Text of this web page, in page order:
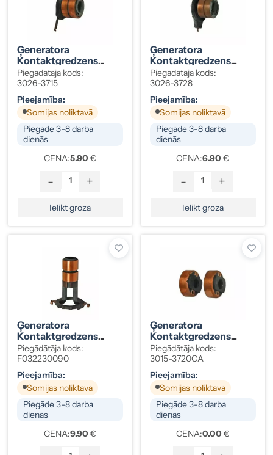
Ģeneratora
Kontaktgredzens
Valeo 15×30 Mm
Piegādātāja kods:
3026-3715
Pieejamība:
Somijas noliktavā
Piegāde 3-8 darba
dienās
CENA:5.90 €
- +
Ielikt grozā
Ģeneratora
Kontaktgredzens
Valeo 17×30 Mm
Piegādātāja kods:
3026-3728
Pieejamība:
Somijas noliktavā
Piegāde 3-8 darba
dienās
CENA:6.90 €
- +
Ielikt grozā
Ģeneratora
Kontaktgredzens
Valeo 9×15 Mm
Piegādātāja kods:
F032230090
Pieejamība:
Somijas noliktavā
Piegāde 3-8 darba
dienās
CENA:9.90 €
Ģeneratora
Kontaktgredzens
131817 A115
Piegādātāja kods:
3015-3720CA
Pieejamība:
Somijas noliktavā
Piegāde 3-8 darba
dienās
CENA:0.00 €